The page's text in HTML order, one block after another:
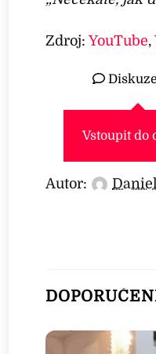
Zdroj:YouTube,
Diskuze
Vstoupit do
Autor: